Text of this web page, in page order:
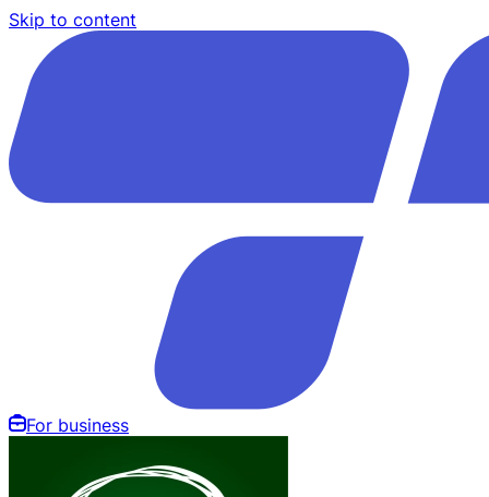
Skip to content
For business